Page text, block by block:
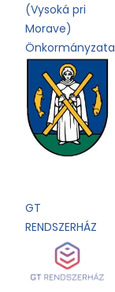
(Vysoká pri
Morave)
Önkormányzata
GT
RENDSZERHÁZ